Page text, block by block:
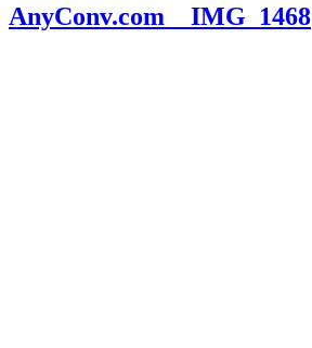
AnyConv.com__IMG_1468